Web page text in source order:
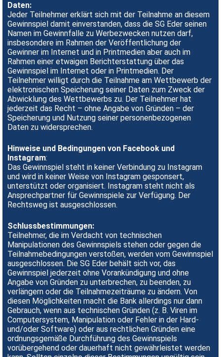
Daten:
Jeder Teilnehmer erklärt sich mit der Teilnahme an diesem
Gewinnspiel damit einverstanden, dass die SG Eder seinen
Namen im Gewinnfalle zu Werbezwecken nutzen darf,
insbesondere im Rahmen der Veröffentlichung der
Gewinner im Internet und in Printmedien aber auch im
Rahmen einer etwaigen Berichterstattung über das
Gewinnspiel im Internet oder in Printmedien. Der
Teilnehmer willigt durch die Teilnahme am Wettbewerb der
elektronischen Speicherung seiner Daten zum Zweck der
Abwicklung des Wettbewerbs zu. Der Teilnehmer hat
jederzeit das Recht – ohne Angabe von Gründen – der
Speicherung und Nutzung seiner personenbezogenen
Daten zu widersprechen.
Hinweise und Bedingungen von Facebook und
Instagram:
Das Gewinnspiel steht in keiner Verbindung zu Instagram
und wird in keiner Weise von Instagram gesponsert,
unterstützt oder organisiert. Instagram steht nicht als
Ansprechpartner für Gewinnspiele zur Verfügung. Der
Rechtsweg ist ausgeschlossen.
Schlussbestimmungen:
Teilnehmer, die im Verdacht von technischen
Manipulationen des Gewinnspiels stehen oder gegen die
Teilnahmebedingungen verstoßen, werden vom Gewinnspiel
ausgeschlossen. Die SG Eder behält sich vor, das
Gewinnspiel jederzeit ohne Vorankündigung und ohne
Angabe von Gründen zu unterbrechen, zu beenden, zu
verlängern oder die Teilnahmezeiträume zu ändern. Von
diesen Möglichkeiten macht die Bank allerdings nur dann
Gebrauch, wenn aus technischen Gründen (z. B. Viren im
Computersystem, Manipulation oder Fehler in der Hard-
und/oder Software) oder aus rechtlichen Gründen eine
ordnungsgemäße Durchführung des Gewinnspiels
vorübergehend oder dauerhaft nicht gewährleistet werden